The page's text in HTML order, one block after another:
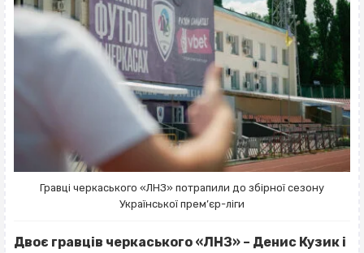
Гравці черкаського «ЛНЗ» потрапили до збірної сезону
Української прем’єр-ліги
Двоє гравців черкаського «ЛНЗ» – Денис Кузик і